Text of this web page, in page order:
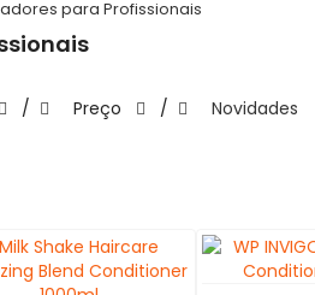
para Profissionais
/ Preço / Novidades